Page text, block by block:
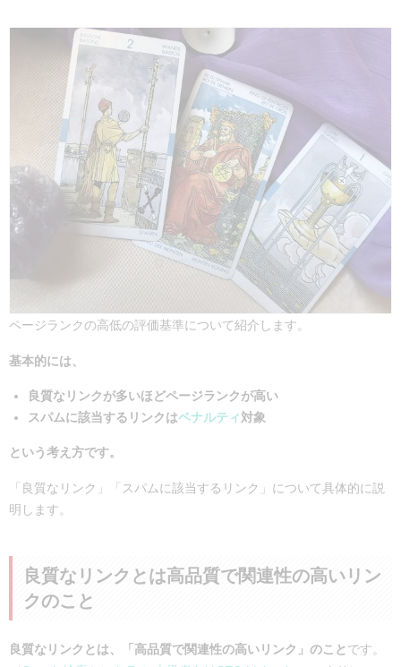
ページランクの高低の評価基準について紹介します。
基本的には、
良質なリンクが多いほどページランクが高い
スパムに該当するリンクはペナルティ対象
という考え方です。
「良質なリンク」「スパムに該当するリンク」について具体的に説
明します。
良質なリンクとは高品質で関連性の高いリン
クのこと
良質なリンクとは、「高品質で関連性の高いリンク」のことです。